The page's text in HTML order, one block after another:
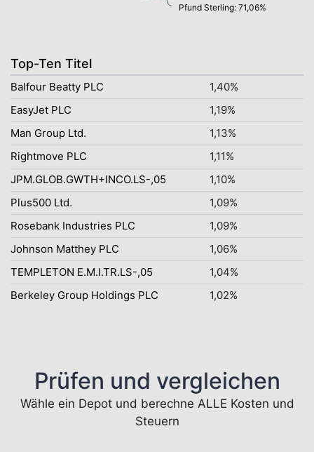
Pfund Sterling: 71,06%
Top-Ten Titel
Balfour Beatty PLC
1,40%
EasyJet PLC
1,19%
Man Group Ltd.
1,13%
Rightmove PLC
1,11%
JPM.GLOB.GWTH+INCO.LS-,05
1,10%
Plus500 Ltd.
1,09%
Rosebank Industries PLC
1,09%
Johnson Matthey PLC
1,06%
TEMPLETON E.M.I.TR.LS-,05
1,04%
Berkeley Group Holdings PLC
1,02%
Prüfen und vergleichen
Wähle ein Depot und berechne ALLE Kosten und
Steuern